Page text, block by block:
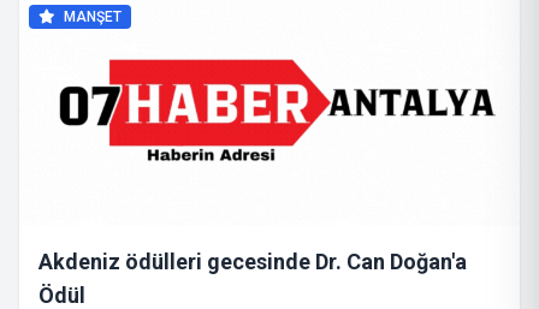
MANŞET
Akdeniz ödülleri gecesinde Dr. Can Doğan'a
Ödül